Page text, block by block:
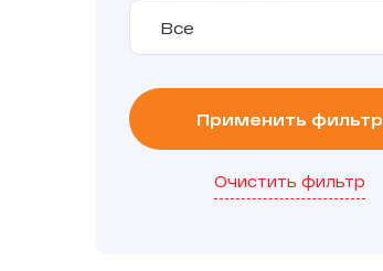
Все
Применить фильтр
Очистить фильтр